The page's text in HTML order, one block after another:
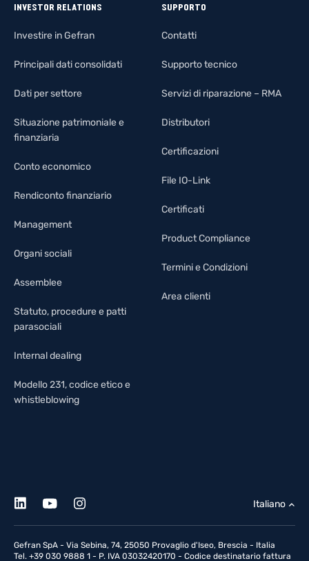
INVESTOR RELATIONS
Investire in Gefran
Principali dati consolidati
Dati per settore
Situazione patrimoniale e
finanziaria
Conto economico
Rendiconto finanziario
Management
Organi sociali
Assemblee
Statuto, procedure e patti
parasociali
Internal dealing
Modello 231, codice etico e
whistleblowing
SUPPORTO
Contatti
Supporto tecnico
Servizi di riparazione – RMA
Distributori
Certificazioni
File IO-Link
Certificati
Product Compliance
Termini e Condizioni
Area clienti
Gefran SpA - Via Sebina, 74, 25050 Provaglio d'Iseo, Brescia - Italia
Tel. +39 030 9888 1 - P. IVA 03032420170 - Codice destinatario fattura
Italiano